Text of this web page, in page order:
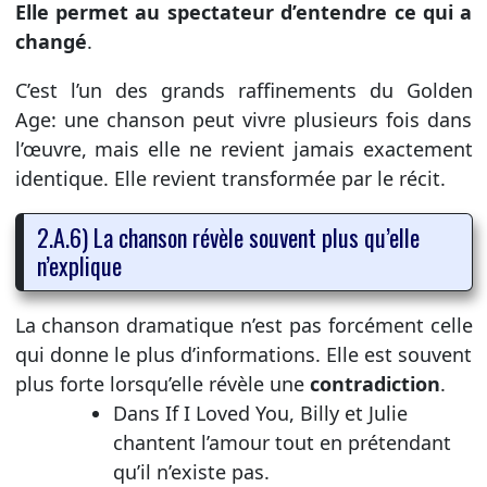
Elle permet au spectateur d’entendre ce qui a
changé.
C’est l’un des grands raffinements du Golden
Age: une chanson peut vivre plusieurs fois dans
l’œuvre, mais elle ne revient jamais exactement
identique. Elle revient transformée par le récit.
2.A.6) La chanson révèle souvent plus qu’elle
n’explique
La chanson dramatique n’est pas forcément celle
qui donne le plus d’informations. Elle est souvent
plus forte lorsqu’elle révèle une contradiction.
Dans If I Loved You, Billy et Julie
chantent l’amour tout en prétendant
qu’il n’existe pas.